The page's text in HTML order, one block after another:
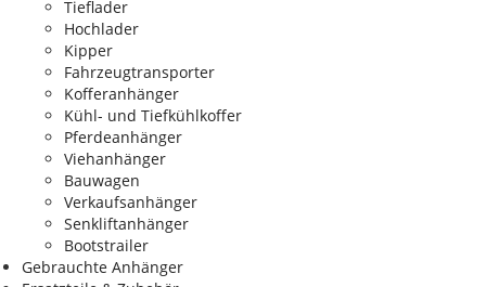
Tieflader
Hochlader
Kipper
Fahrzeugtransporter
Kofferanhänger
Kühl- und Tiefkühlkoffer
Pferdeanhänger
Viehanhänger
Bauwagen
Verkaufsanhänger
Senkliftanhänger
Bootstrailer
Gebrauchte Anhänger